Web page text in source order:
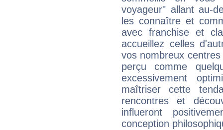
voyageur" allant au-
les connaître et
avec franchise et
accueillez celles
vos nombreux
perçu comme
excessivement
maîtriser cette
rencontres et
influeront
conception